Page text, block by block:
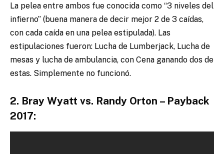
La pelea entre ambos fue conocida como “3 niveles del
infierno” (buena manera de decir mejor 2 de 3 caídas,
con cada caída en una pelea estipulada). Las
estipulaciones fueron: Lucha de Lumberjack, Lucha de
mesas y lucha de ambulancia, con Cena ganando dos de
estas. Simplemente no funcionó.
2. Bray Wyatt vs. Randy Orton – Payback
2017: